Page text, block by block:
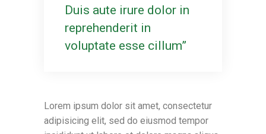
Duis aute irure dolor in
reprehenderit in
voluptate esse cillum
Lorem ipsum dolor sit amet, consectetur
adipisicing elit, sed do eiusmod tempor